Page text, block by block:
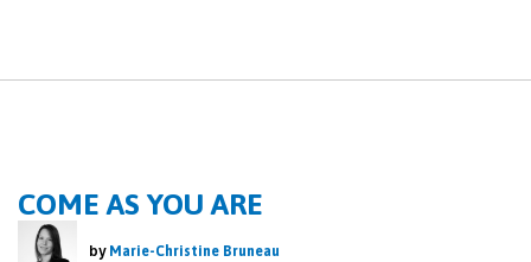
COME AS YOU ARE
by Marie-Christine Bruneau